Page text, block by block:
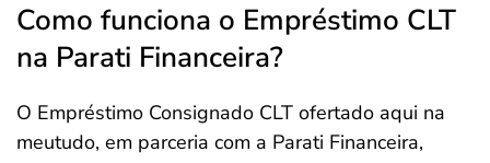
Como funciona o Empréstimo CLT
na Parati Financeira?
O Empréstimo Consignado CLT ofertado aqui na
meutudo, em parceria com a Parati Financeira,